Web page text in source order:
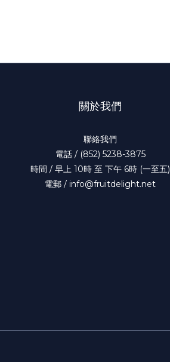
關於我們
聯絡我們
電話 / (852) 5238-3875
時間 / 早上 10時 至 下午 6時 (一至五)
電郵 / info@fruitdelight.net